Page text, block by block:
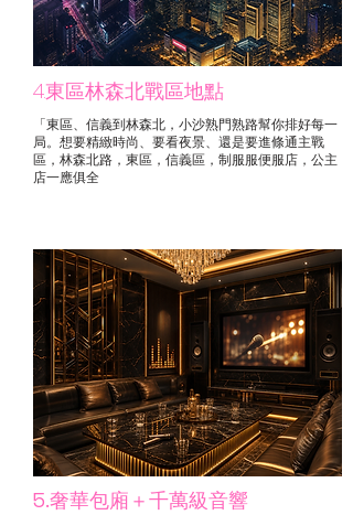
4.東區林森北戰區地點
「東區、信義到林森北，小沙熟門熟路幫你排好每一
局。想要精緻時尚、要看夜景、還是要進條通主戰
區， 林森北路，東區，信義區，制服服便服店，公主
店一應俱全
5.奢華包廂＋千萬級音響